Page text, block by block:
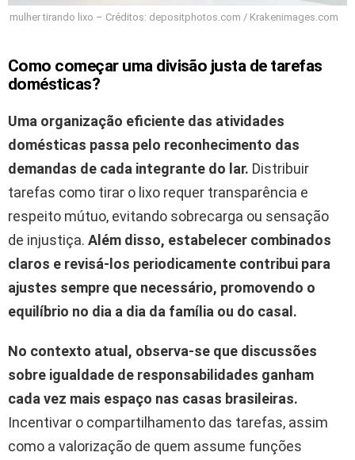
mulher tirando lixo – Créditos: depositphotos.com / Krakenimages.com
Como começar uma divisão justa de tarefas
domésticas?
Uma organização eficiente das atividades
domésticas passa pelo reconhecimento das
demandas de cada integrante do lar. Distribuir
tarefas como tirar o lixo requer transparência e
respeito mútuo, evitando sobrecarga ou sensação
de injustiça. Além disso, estabelecer combinados
claros e revisá-los periodicamente contribui para
ajustes sempre que necessário, promovendo o
equilíbrio no dia a dia da família ou do casal.
No contexto atual, observa-se que discussões
sobre igualdade de responsabilidades ganham
cada vez mais espaço nas casas brasileiras.
Incentivar o compartilhamento das tarefas, assim
como a valorização de quem assume funções